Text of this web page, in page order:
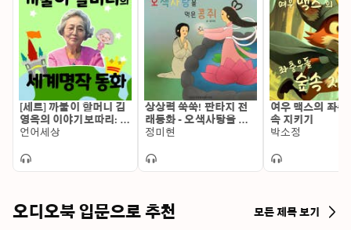
[세트] 까불이 할머니 김
영옥의 이야기보따리: 명
작동화 50선
언어세상
상상력 쑥쑥! 판타지 전
래동화 - 오색사탕을 먹
은 콩쥐
정미현
여우 맥스의 좌충
속 지키기
박소정
오디오북 입문으로 추천 모든 제목 보기